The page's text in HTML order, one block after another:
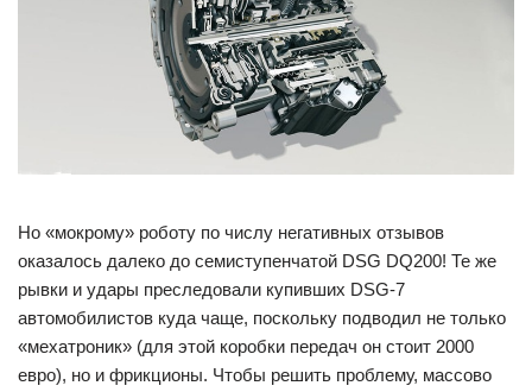
Но «мокрому» роботу по числу негативных отзывов
оказалось далеко до семиступенчатой DSG DQ200! Те же
рывки и удары преследовали купивших DSG-7
автомобилистов куда чаще, поскольку подводил не только
«мехатроник» (для этой коробки передач он стоит 2000
евро), но и фрикционы. Чтобы решить проблему, массово